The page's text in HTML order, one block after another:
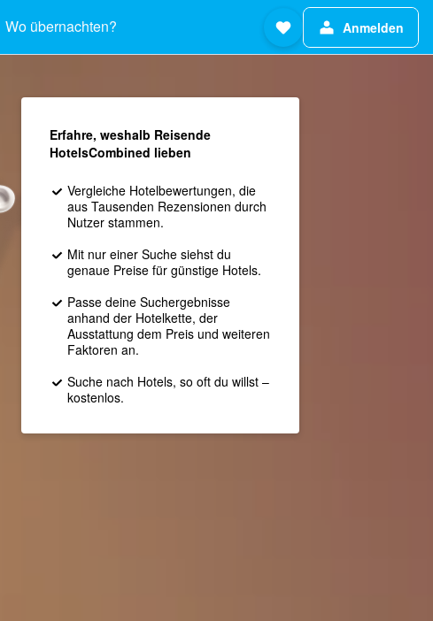
Wo übernachten? Anmelden
Erfahre, weshalb Reisende
HotelsCombined lieben
Vergleiche Hotelbewertungen, die
aus Tausenden Rezensionen durch
Nutzer stammen.
Mit nur einer Suche siehst du
genaue Preise für günstige Hotels.
Passe deine Suchergebnisse
anhand der Hotelkette, der
Ausstattung dem Preis und weiteren
Faktoren an.
Suche nach Hotels, so oft du willst –
kostenlos.